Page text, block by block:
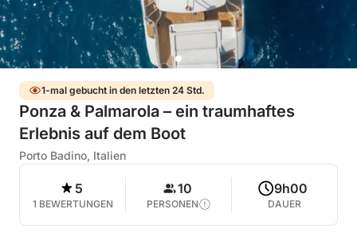
1-mal gebucht in den letzten 24 Std.
Ponza & Palmarola – ein traumhaftes
Erlebnis auf dem Boot
Porto Badino, Italien
5
1 BEWERTUNGEN
10
PERSONEN
9h00
DAUER